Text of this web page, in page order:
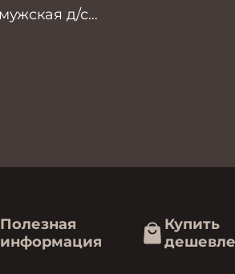
д/с
Полезная
информация
Купить
дешевле